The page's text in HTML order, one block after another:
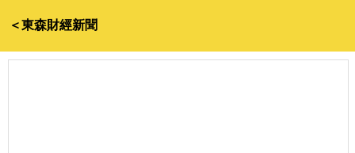
＜東森財經新聞